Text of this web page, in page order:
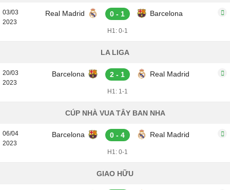
03/03
2023
Real Madrid 0 - 1 Barcelona
H1: 0-1
LA LIGA
20/03
2023
Barcelona 2 - 1 Real Madrid
H1: 1-1
CÚP NHÀ VUA TÂY BAN NHA
06/04
2023
Barcelona 0 - 4 Real Madrid
H1: 0-1
GIAO HỮU